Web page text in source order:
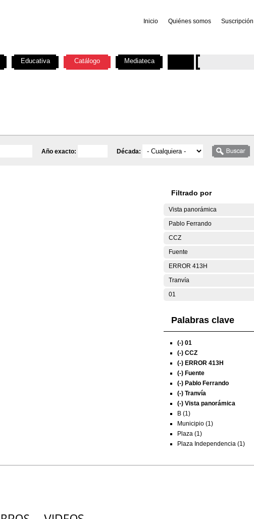
Inicio Quiénes somos Suscripción
Año exacto: Década:
Filtrado por
Vista panorámica
Pablo Ferrando
CCZ
Fuente
ERROR 413H
Tranvía
01
Palabras clave
(-) 01
(-) CCZ
(-) ERROR 413H
(-) Fuente
(-) Pablo Ferrando
(-) Tranvía
(-) Vista panorámica
B (1)
Municipio (1)
Plaza (1)
Plaza Independencia (1)
Educativa Catálogo Mediateca